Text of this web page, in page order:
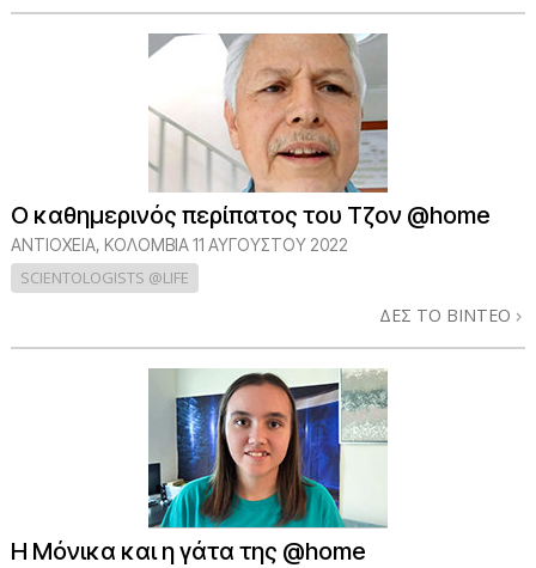
Ο καθημερινός περίπατος του Τζον @home
ΑΝΤΙΌΧΕΙΑ, ΚΟΛΟΜΒΊΑ11 ΑΥΓΟΥΣΤΟΥ 2022
SCIENTOLOGISTS @LIFE
ΔΕΣ ΤΟ ΒΙΝΤΕΟ
Η Μόνικα και η γάτα της @home